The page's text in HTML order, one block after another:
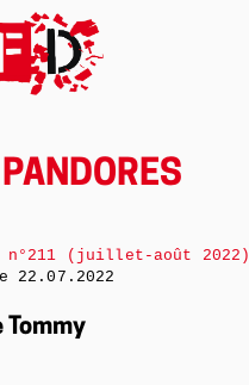
Tommy
(juillet-août 2022)
22.07.2022